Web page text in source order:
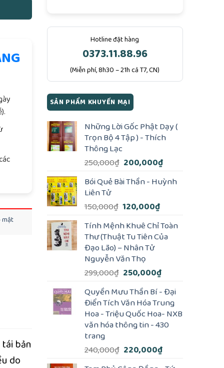
mật
bản
do
Hotline đặt hàng
0373.11.88.96
(Miễn phí, 8h30 – 21h cả T7, CN)
SẢN PHẨM KHUYẾN MẠI
Những Lời Gốc Phật Dạy (
Trọn Bộ 4 Tập ) - Thích
Thông Lạc
250,000₫ Giá
là:
200,000₫Giá
tại
Bói Quẻ Bài Thần - Huỳnh
Liên Tử
150,000₫ Giá
là:
150,000₫.
120,000₫Giá
tại
là:
Tính Mệnh Khuê Chỉ Toàn
Thư (Thuật Tu Tiên Của
Đạo Lão) – Nhân Tử
Nguyễn Văn Thọ
299,000₫ Giá
là:
299,000₫.
250,000₫Giá
tại
là:
250,000₫.
Quyền Mưu Thần Bí - Đại
Điển Tích Văn Hóa Trung
Hoa - Triệu Quốc Hoa- NXB
văn hóa thông tin - 430
trang
240,000₫ Giá
220,000₫Giá